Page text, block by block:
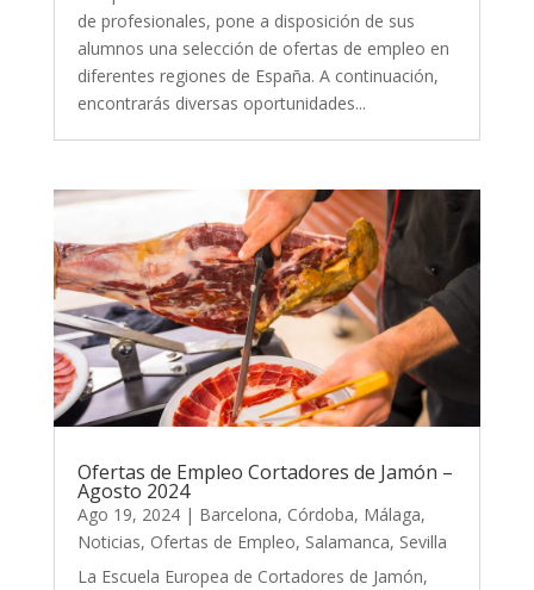
de profesionales, pone a disposición de sus
alumnos una selección de ofertas de empleo en
diferentes regiones de España. A continuación,
encontrarás diversas oportunidades...
Ofertas de Empleo Cortadores de Jamón –
Agosto 2024
Ago 19, 2024| Barcelona, Córdoba, Málaga,
Noticias, Ofertas de Empleo, Salamanca, Sevilla
La Escuela Europea de Cortadores de Jamón,